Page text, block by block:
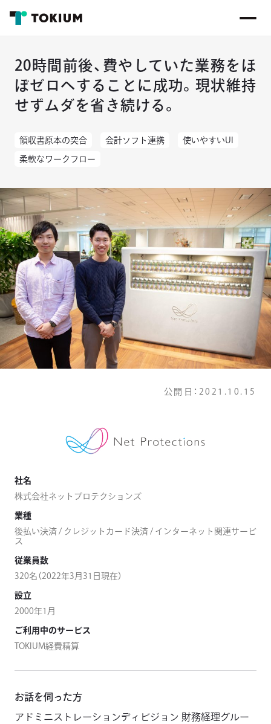
20時間前後、費やしていた業務をほ
ぼゼロへすることに成功。現状維持
せずムダを省き続ける。
領収書原本の突合 会計ソフト連携 使いやすいUI
柔軟なワークフロー
公開日： 2021.10.15
社名
株式会社ネットプロテクションズ
業種
後払い決済 / クレジットカード決済 / インターネット関連サービ
ス
従業員数
320名（2022年3月31日現在）
設立
2000年1月
ご利用中のサービス
TOKIUM経費精算
お話を伺った方
アドミニストレーションディビジョン 財務経理グルー